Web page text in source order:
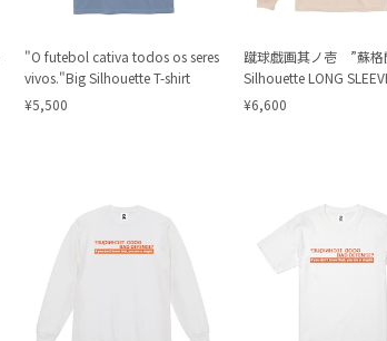
"O futebol cativa todos os seres
vivos."Big Silhouette T-shirt
¥5,500
蹴球戯画其ノ壱 ”蘇格
Silhouette LONG
¥6,600